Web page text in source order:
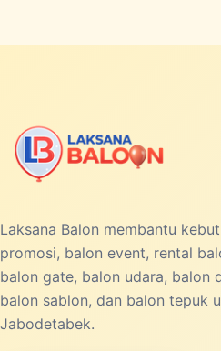
Laksana Balon membantu
promosi, balon event, rental
balon gate, balon udara, balon
balon sablon, dan balon tepuk
Jabodetabek.